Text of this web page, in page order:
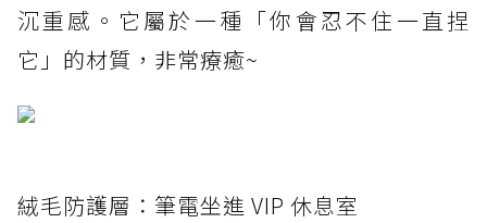
沉重感。它屬於一種「你會忍不住一直捏
它」的材質，非常療癒~
絨毛防護層：筆電坐進 VIP 休息室